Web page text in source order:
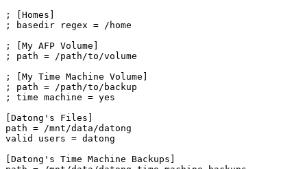
; [Homes]
; basedir regex = /home
; [My AFP Volume]
; path = /path/to/volume
; [My Time Machine Volume]
; path = /path/to/backup
; time machine = yes
[Datong's Files]
path = /mnt/data/datong
valid users = datong
[Datong's Time Machine Backups]